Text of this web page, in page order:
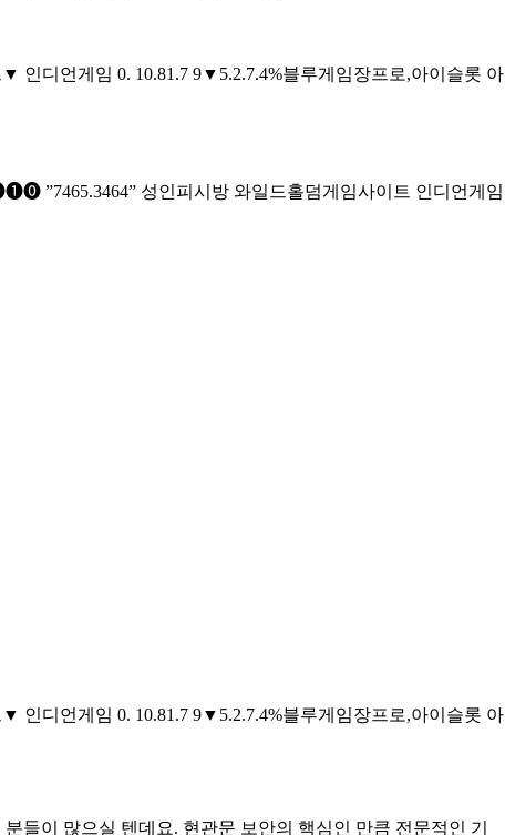
인디언게임 0. 10.81.7 9▼5.2.7.4%블루게임장프로,아이슬롯 아
”7465.3464” 성인피시방 와일드홀덤게임사이트 인디언게임
인디언게임 0. 10.81.7 9▼5.2.7.4%블루게임장프로,아이슬롯 아
들이 많으실 텐데요. 현관문 보안의 핵심인 만큼 전문적인 기